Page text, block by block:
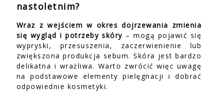
nastoletnim?
Wraz z wejściem w okres dojrzewania zmienia
się wygląd i potrzeby skóry – mogą pojawić się
wypryski, przesuszenia, zaczerwienienie lub
zwiększona produkcja sebum. Skóra jest bardzo
delikatna i wrażliwa. Warto zwrócić więc uwagę
na podstawowe elementy pielęgnacji i dobrać
odpowiednie kosmetyki.